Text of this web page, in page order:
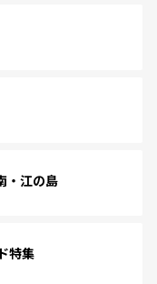
・江の島
特集